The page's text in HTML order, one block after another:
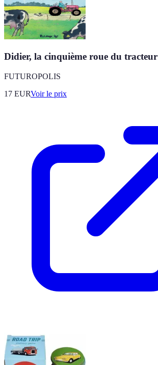
Didier, la cinquième roue du tracteur
FUTUROPOLIS
17 EURVoir le prix